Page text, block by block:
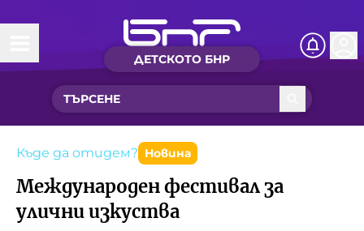
ДЕТСКОТО БНР
Начало
Какво ново?
Рубрики с вълшебства
Детско радио
Къде да отидем? Новина
Международен фестивал за
улични изкуства